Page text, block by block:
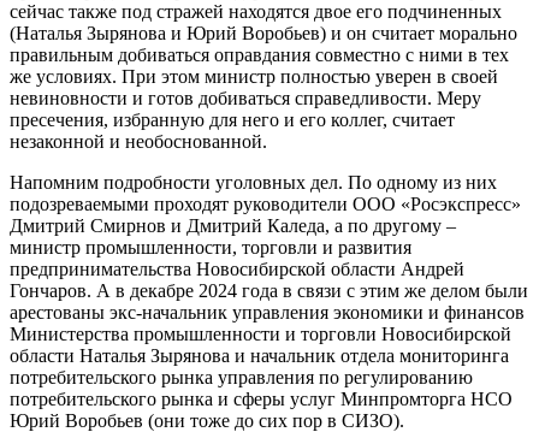
сейчас также под стражей находятся двое его подчиненных
(Наталья Зырянова и Юрий Воробьев) и он считает морально
правильным добиваться оправдания совместно с ними в тех
же условиях. При этом министр полностью уверен в своей
невиновности и готов добиваться справедливости. Меру
пресечения, избранную для него и его коллег, считает
незаконной и необоснованной.
Напомним подробности уголовных дел. По одному из них
подозреваемыми проходят руководители ООО «Росэкспресс»
Дмитрий Смирнов и Дмитрий Каледа, а по другому –
министр промышленности, торговли и развития
предпринимательства Новосибирской области Андрей
Гончаров. А в декабре 2024 года в связи с этим же делом были
арестованы экс-начальник управления экономики и финансов
Министерства промышленности и торговли Новосибирской
области Наталья Зырянова и начальник отдела мониторинга
потребительского рынка управления по регулированию
потребительского рынка и сферы услуг Минпромторга НСО
Юрий Воробьев (они тоже до сих пор в СИЗО).